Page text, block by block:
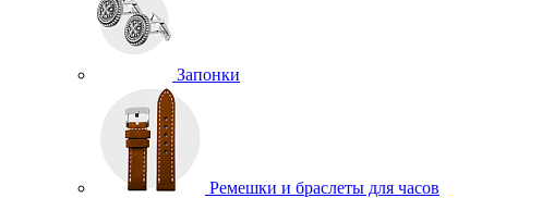
Запонки
Ремешки и браслеты для часов